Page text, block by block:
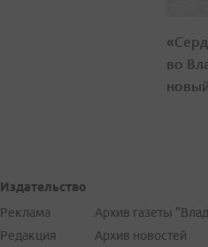
во
Издательство
Реклама
Редакция
Архив газеты
Архив новостей